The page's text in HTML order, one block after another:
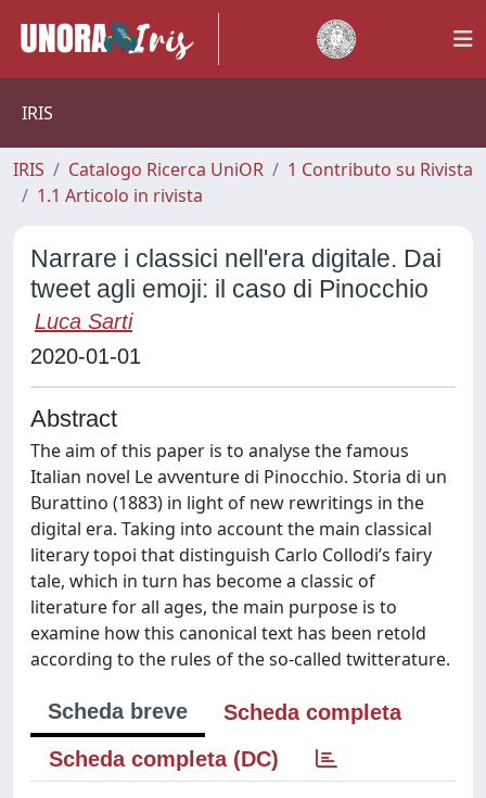
IRIS
IRIS Catalogo Ricerca UniOR
1 Contributo su Rivista
1.1 Articolo in rivista
Narrare i classici nell'era digitale. Dai
tweet agli emoji: il caso di Pinocchio
Luca Sarti
2020-01-01
Abstract
The aim of this paper is to analyse the famous
Italian novel Le avventure di Pinocchio. Storia di un
Burattino (1883) in light of new rewritings in the
digital era. Taking into account the main classical
literary topoi that distinguish Carlo Collodi’s fairy
tale, which in turn has become a classic of
literature for all ages, the main purpose is to
examine how this canonical text has been retold
according to the rules of the so-called twitterature.
Scheda breve
Scheda completa
Scheda completa (DC)